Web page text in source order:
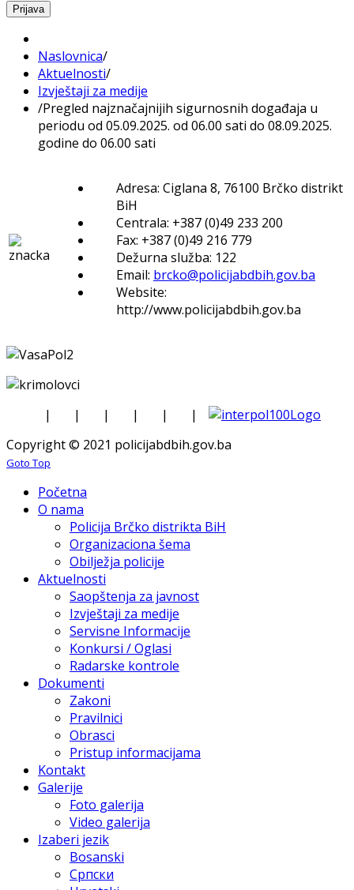
Prijava
Naslovnica/
Aktuelnosti/
Izvještaji za medije
/Pregled najznačajnijih sigurnosnih događaja u
periodu od 05.09.2025. od 06.00 sati do 08.09.2025.
godine do 06.00 sati
Adresa: Ciglana 8, 76100 Brčko distrikt
BiH
Centrala: +387 (0)49 233 200
Fax: +387 (0)49 216 779
Dežurna služba: 122
Email: brcko@policijabdbih.gov.ba
Website:
http://www.policijabdbih.gov.ba
| | | | |
|
Copyright © 2021 policijabdbih.gov.ba
Goto Top
Početna
O nama
Policija Brčko distrikta BiH
Organizaciona šema
Obilježja policije
Aktuelnosti
Saopštenja za javnost
Izvještaji za medije
Servisne Informacije
Konkursi / Oglasi
Radarske kontrole
Dokumenti
Zakoni
Pravilnici
Obrasci
Pristup informacijama
Kontakt
Galerije
Foto galerija
Video galerija
Izaberi jezik
Bosanski
Српски